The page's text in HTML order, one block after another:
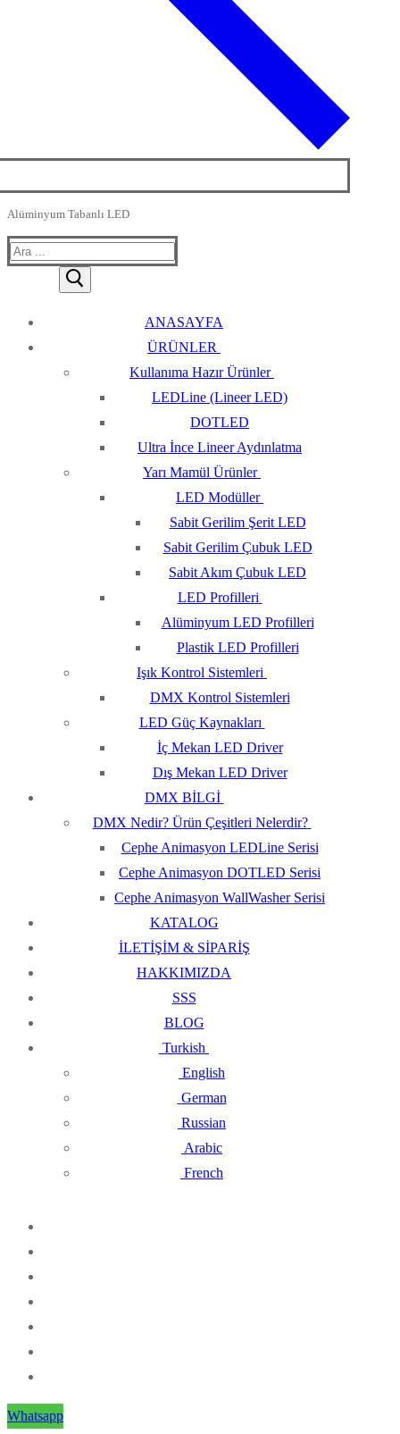
Alüminyum Tabanlı LED
Arama:
ANASAYFA
ÜRÜNLER
Kullanıma Hazır Ürünler
LEDLine (Lineer LED)
DOTLED
Ultra İnce Lineer Aydınlatma
Yarı Mamül Ürünler
LED Modüller
Sabit Gerilim Şerit LED
Sabit Gerilim Çubuk LED
Sabit Akım Çubuk LED
LED Profilleri
Alüminyum LED Profilleri
Plastik LED Profilleri
Işık Kontrol Sistemleri
DMX Kontrol Sistemleri
LED Güç Kaynakları
İç Mekan LED Driver
Dış Mekan LED Driver
DMX BİLGİ
DMX Nedir? Ürün Çeşitleri Nelerdir?
Cephe Animasyon LEDLine Serisi
Cephe Animasyon DOTLED Serisi
Cephe Animasyon WallWasher Serisi
KATALOG
İLETİŞİM & SİPARİŞ
HAKKIMIZDA
SSS
BLOG
Turkish
English
German
Russian
Arabic
French
Whatsapp